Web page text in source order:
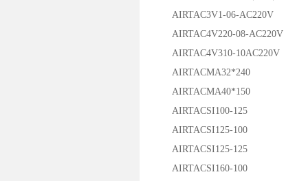
AIRTAC3V1-06-AC220V
AIRTAC4V220-08-AC220V
AIRTAC4V310-10AC220V
AIRTACMA32*240
AIRTACMA40*150
AIRTACSI100-125
AIRTACSI125-100
AIRTACSI125-125
AIRTACSI160-100